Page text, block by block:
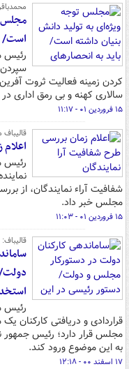
مجلس
است/
سپردن
کردن زمینه فعالیت ثروت
سالاری کهنه و بی رمق اداری
۱۵ فروردین ۰۱ - ۱۱:۱۷
رئیس
شفافیت آراء نمایندگان، از
مجلس خبر داد.
۱۵ فروردین ۰۱ - ۱۱:۰۳
قالیباف:
دولت/
رئیس
قراردادی و دریافتی
مجلس قرار دارد؛ رئیس جمهور
به این موضوع ورود کند.
۱۷ اسفند ۰۰ - ۱۲:۱۸